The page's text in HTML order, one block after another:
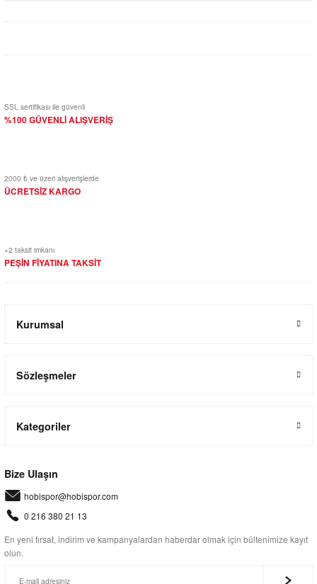
SSL sertifikası ile güvenli
%100 GÜVENLİ ALIŞVERİŞ
2000 ₺ ve üzeri alışverişlerde
ÜCRETSİZ KARGO
+2 taksit imkanı
PEŞİN FİYATINA TAKSİT
Kurumsal
Sözleşmeler
Kategoriler
Bize Ulaşın
hobispor@hobispor.com
0 216 380 21 13
En yeni fırsat, indirim ve kampanyalardan haberdar olmak için bültenimize kayıt
olun.